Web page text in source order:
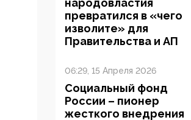
народовластия
превратился в «чего
изволите» для
Правительства и АП
06:29, 15 Апреля 2026
Социальный фонд
России – пионер
жесткого внедрения